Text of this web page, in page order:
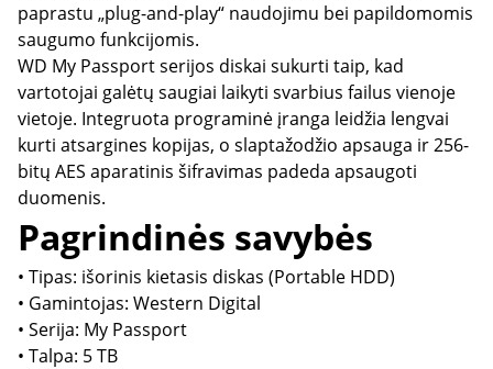
paprastu „plug-and-play“ naudojimu bei papildomomis
saugumo funkcijomis.
WD My Passport serijos diskai sukurti taip, kad
vartotojai galėtų saugiai laikyti svarbius failus vienoje
vietoje. Integruota programinė įranga leidžia lengvai
kurti atsargines kopijas, o slaptažodžio apsauga ir 256-
bitų AES aparatinis šifravimas padeda apsaugoti
duomenis.
Pagrindinės savybės
• Tipas: išorinis kietasis diskas (Portable HDD)
• Gamintojas: Western Digital
• Serija: My Passport
• Talpa: 5 TB